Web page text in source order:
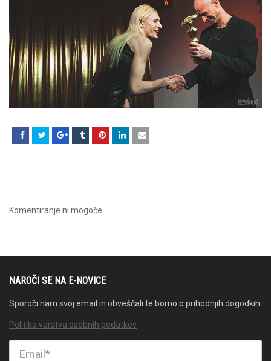
Komentiranje ni mogoče.
NAROČI SE NA E-NOVICE
Sporoči nam svoj email in obveščali te bomo o prihodnjih dogodkih.
Politika varstva osebnih podatkov